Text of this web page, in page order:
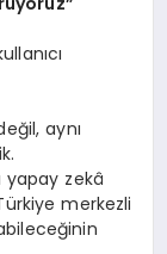
aynı
yapay zekâ
merkezli